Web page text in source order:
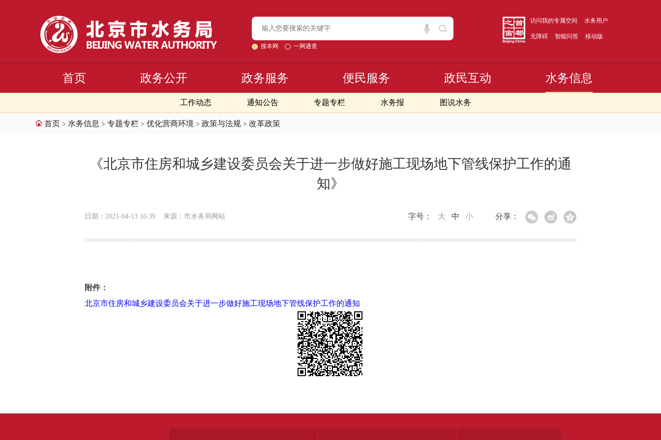
搜本网 一网通查
访问我的专属空间 水务用户
无障碍 智能问答 移动版
首页 政务公开 政务服务 便民服务 政民互动 水务信息
工作动态 通知公告 专题专栏 水务报 图说水务
首页 > 水务信息 > 专题专栏 > 优化营商环境 > 政策与法规 > 改革政策
《北京市住房和城乡建设委员会关于进一步做好施工现场地下管线保护工作的通
知》
日期：2021-04-13 16:39 来源：市水务局网站 分享：
字号： 大 中 小
附件：
北京市住房和城乡建设委员会关于进一步做好施工现场地下管线保护工作的通知